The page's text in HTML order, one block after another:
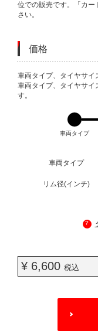
位での販売です。「カ
さい。
価格
VARIATIONS
車両タイプ、タイヤサイ
車両タイプ、タイヤサイ
す。
車両タイプ
車両タイプ
リム径(インチ)
?
¥ 6,600 税込